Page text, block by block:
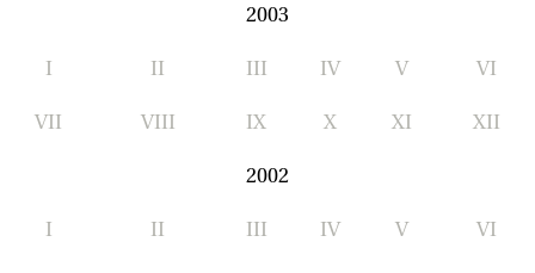
2003
I II III IV V VI
VII VIII IX X XI XII
2002
I II III IV V VI